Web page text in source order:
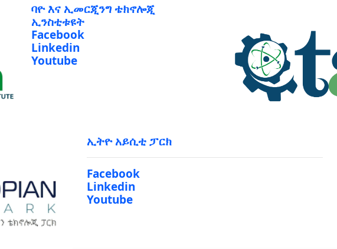
ባዮ እና ኢመርጂንግ ቴክኖሎጂ
ኢንስቲቱዩት
Facebook
Linkedin
Youtube
ኢትዮ አይሲቲ ፓርክ
Facebook
Linkedin
Youtube